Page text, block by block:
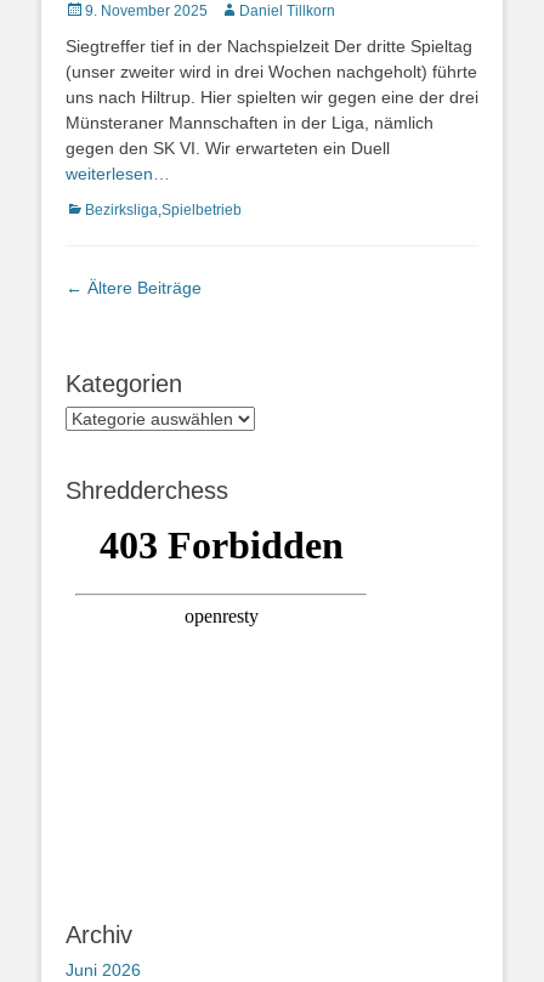
Veröffentlicht
9. November 2025 AutorDaniel Tillkorn
Siegtreffer tief in der Nachspielzeit Der dritte Spieltag
(unser zweiter wird in drei Wochen nachgeholt) führte
uns nach Hiltrup. Hier spielten wir gegen eine der drei
Münsteraner Mannschaften in der Liga, nämlich
gegen den SK VI. Wir erwarteten ein Duell
weiterlesen…
Kategorien
Bezirksliga,Spielbetrieb
Beitrags-
← Ältere Beiträge
Kategorien
Kategorien
Shredderchess
Archiv
Juni 2026